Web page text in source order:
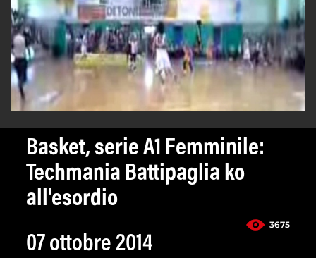
Basket, serie A1 Femminile:
Techmania Battipaglia ko
all'esordio
3675
07 ottobre 2014